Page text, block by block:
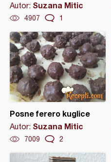
Autor: Suzana Mitic
4907 1
Posne ferero kuglice
Autor: Suzana Mitic
7009 2